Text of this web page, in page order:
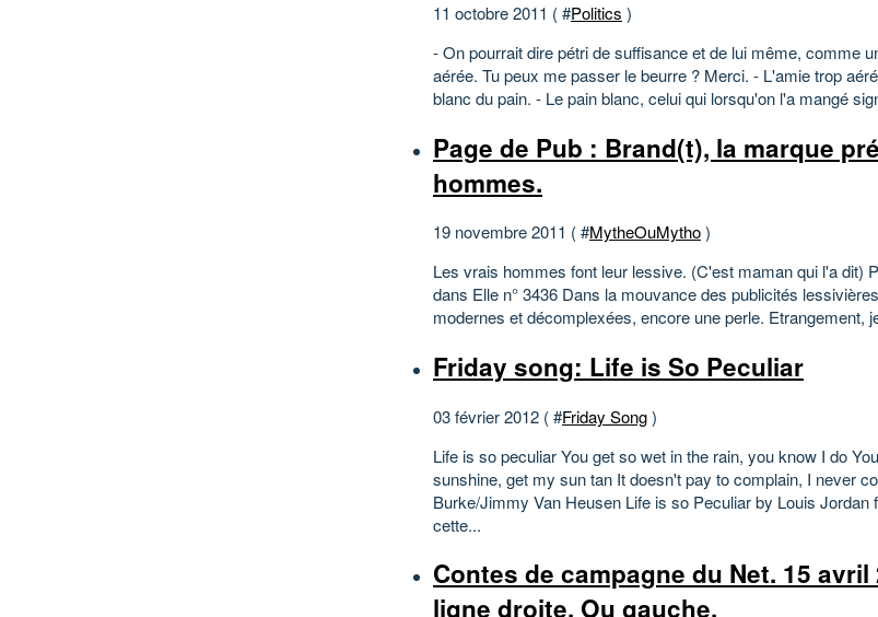
11 octobre 2011 ( #Politics )
- On pourrait dire pétri de suffisance et de lui même, comme
aérée. Tu peux me passer le beurre ? Merci. - L'amie trop
blanc du pain. - Le pain blanc, celui qui lorsqu'on l'a mangé
Page de Pub : Brand(t), la marque
hommes.
19 novembre 2011 ( #MytheOuMytho)
Les vrais hommes font leur lessive. (C'est maman qui l'a dit)
dans Elle n° 3436 Dans la mouvance des publicités
modernes et décomplexées, encore une perle. Etrangement,
Friday song: Life is So Peculiar
03 février 2012 ( #Friday Song)
Life is so peculiar You get so wet in the rain, you know I do
sunshine, get my sun tan It doesn't pay to complain, I never
Burke/Jimmy Van Heusen Life is so Peculiar by Louis Jordan
cette...
Contes de campagne du Net. 15 avril
ligne droite. Ou gauche.